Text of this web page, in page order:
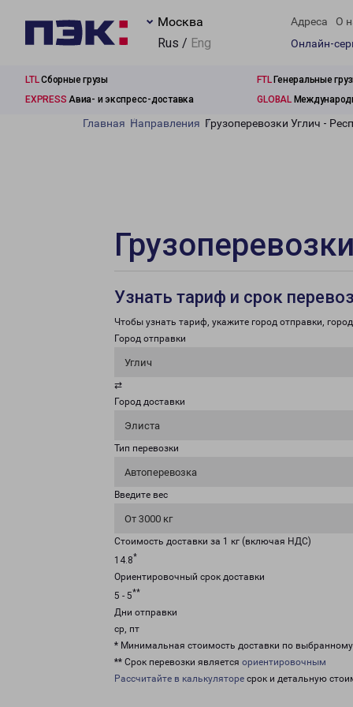
Москва
Rus / Eng
Адреса
О
Онлайн-
LTLСборные грузы FTLГенеральные
EXPRESS Авиа- и экспресс-доставка GLOBAL
Главная Направления Грузоперевозки Углич -
Узнать тариф и срок
Чтобы узнать тариф, укажите город отправки,
Город отправки
Углич
⇄
Город доставки
Элиста
Тип перевозки
Автоперевозка
Введите вес
От 3000 кг
Стоимость доставки за 1 кг (включая НДС)
14.8*
Ориентировочный срок доставки
5 - 5**
Дни отправки
ср, пт
* Минимальная стоимость доставки по
** Срок перевозки является ориентировочным
Рассчитайте в калькуляторе срок и детальную